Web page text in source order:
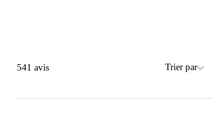
541 avis Trier par